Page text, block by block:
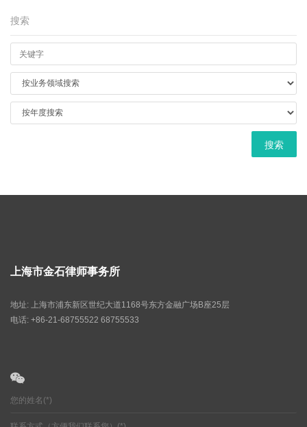
搜索
上海市金石律师事务所
地址: 上海市浦东新区世纪大道1168号东方金融广场B座25层
电话: +86-21-68755522 68755533